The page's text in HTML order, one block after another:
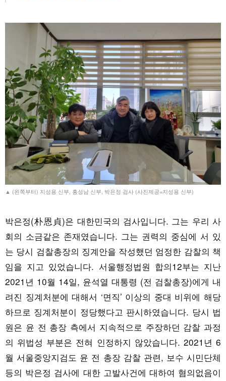
▲ (왼쪽부터) 지성용 신부, 홍성남 신부, 박은정 검사 (사진제공=지성용 신부)
박은정(朴恩貞)은 대한민국의 검사입니다. 그는 우리 사
회의 소금같은 존재였습니다. 그는 권력의 중심에 서 있
는 당시 검찰총장의 징계안을 작성했던 엄정한 감찰의 책
임을 지고 있었습니다. 서울행정법원 합의12부는 지난
2021년 10월 14일, 윤석열 대통령 (전 검찰총장)에게 내
려진 징계처분에 대해서 ‘면직’ 이상의 중대 비위에 해당
하므로 징계처분이 정당했다고 판시하였습니다. 당시 법
원은 윤 전 총장 측에서 지속적으로 주장하던 감찰 과정
의 위법성 부분은 전혀 인정하지 않았습니다. 2021년 6
월 서울중앙지검도 윤 전 총장 감찰 관련, 보수 시민단체
등의 박은정 검사에 대한 고발사건에 대하여 혐의없음이